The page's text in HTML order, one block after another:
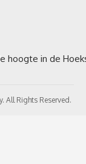
All Rights Reserved.